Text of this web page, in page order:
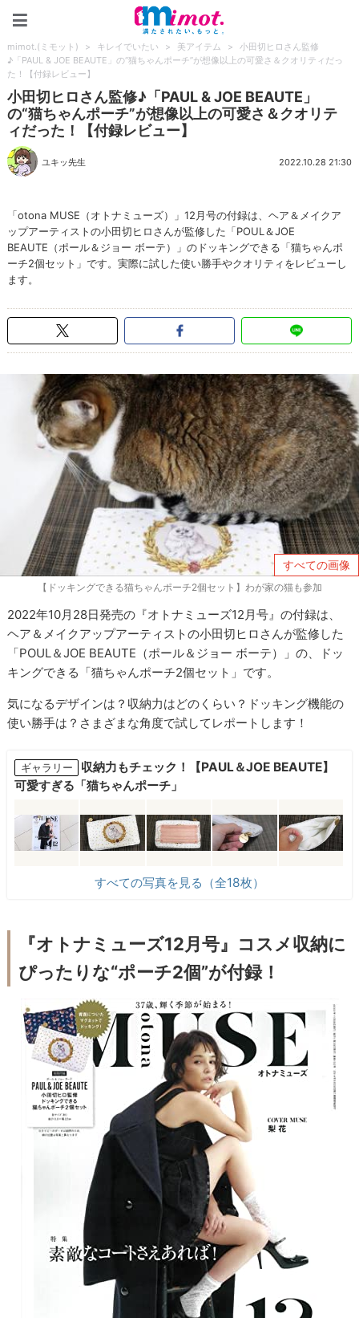
mimot.(ミモット) > キレイでいたい > 美アイテム >
小田切ヒロさん監修
♪「PAUL & JOE BEAUTE」の“猫ちゃんポーチ”が想像以上の可愛さ＆クオリティだっ
た！【付録レビュー】
小田切ヒロさん監修♪「PAUL & JOE BEAUTE」
の“猫ちゃんポーチ”が想像以上の可愛さ＆クオリテ
ィだった！【付録レビュー】
ユキッ先生 2022.10.28 21:30
「otona MUSE（オトナミューズ）」12月号の付録は、ヘア＆メイクア
ップアーティストの小田切ヒロさんが監修した「POUL＆JOE
BEAUTE（ポール＆ジョー ボーテ）」のドッキングできる「猫ちゃんポ
ーチ2個セット」です。実際に試した使い勝手やクオリティをレビューし
ます。
すべての画像
【ドッキングできる猫ちゃんポーチ2個セット】わが家の猫も参加
2022年10月28日発売の『オトナミューズ12月号』の付録は、
ヘア＆メイクアップアーティストの小田切ヒロさんが監修した
「POUL＆JOE BEAUTE（ポール＆ジョー ボーテ）」の、ドッ
キングできる「猫ちゃんポーチ2個セット」です。
気になるデザインは？収納力はどのくらい？ドッキング機能の
使い勝手は？さまざまな角度で試してレポートします！
ギャラリー
収納力もチェック！【PAUL＆JOE BEAUTE】
可愛すぎる「猫ちゃんポーチ」
すべての写真を見る（全18枚）
『オトナミューズ12月号』コスメ収納に
ぴったりな“ポーチ2個”が付録！